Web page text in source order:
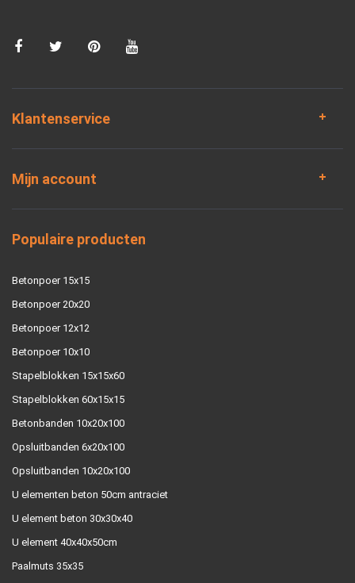
Klantenservice
Mijn account
Populaire producten
Betonpoer 15x15
Betonpoer 20x20
Betonpoer 12x12
Betonpoer 10x10
Stapelblokken 15x15x60
Stapelblokken 60x15x15
Betonbanden 10x20x100
Opsluitbanden 6x20x100
Opsluitbanden 10x20x100
U elementen beton 50cm antraciet
U element beton 30x30x40
U element 40x40x50cm
Paalmuts 35x35